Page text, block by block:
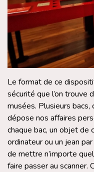
Le format de ce
sécurité que l’on trouve
musées. Plusieurs
dépose nos affaires
chaque bac, un objet de
ordinateur ou un jean
de mettre n’importe
faire passer au scanner.